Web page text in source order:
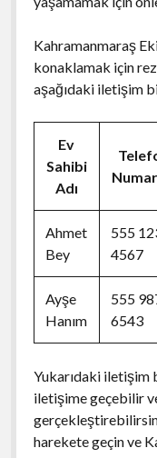
Kahramanmaraş
konaklamak için
aşağıdaki iletişim
Ev
Sahibi
Adı
Ahmet
Bey
555
4567
Ayşe
Hanım
555
6543
Yukarıdaki iletişim
iletişime geçebilir
harekete geçin ve